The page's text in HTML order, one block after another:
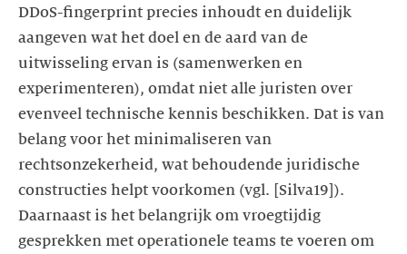
DDoS-fingerprint precies inhoudt en duidelijk
aangeven wat het doel en de aard van de
uitwisseling ervan is (samenwerken en
experimenteren), omdat niet alle juristen over
evenveel technische kennis beschikken. Dat is van
belang voor het minimaliseren van
rechtsonzekerheid, wat behoudende juridische
constructies helpt voorkomen (vgl. [Silva19]).
Daarnaast is het belangrijk om vroegtijdig
gesprekken met operationele teams te voeren om